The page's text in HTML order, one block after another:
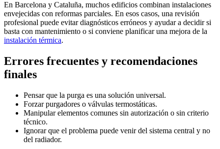
En Barcelona y Cataluña, muchos edificios combinan instalaciones
envejecidas con reformas parciales. En esos casos, una revisión
profesional puede evitar diagnósticos erróneos y ayudar a decidir si
basta con mantenimiento o si conviene planificar una mejora de la
instalación térmica.
Errores frecuentes y recomendaciones
finales
Pensar que la purga es una solución universal.
Forzar purgadores o válvulas termostáticas.
Manipular elementos comunes sin autorización o sin criterio
técnico.
Ignorar que el problema puede venir del sistema central y no
del radiador.